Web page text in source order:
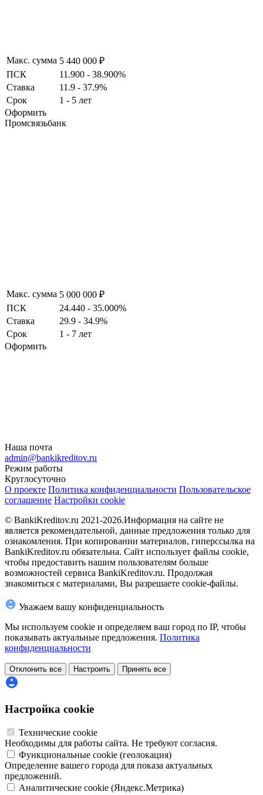
Макс. сумма 5 440 000 ₽
ПСК
11.900 - 38.900%
Ставка
11.9 - 37.9%
Срок
1 - 5 лет
Оформить
Промсвязьбанк
Макс. сумма 5 000 000 ₽
ПСК
24.440 - 35.000%
Ставка
29.9 - 34.9%
Срок
1 - 7 лет
Оформить
Наша почта
admin@bankikreditov.ru
Режим работы
Круглосуточно
О проекте Политика конфиденциальности Пользовательское
соглашение Настройки cookie
© BankiKreditov.ru 2021-2026.Информация на сайте не
является рекомендательной, данные предложения только для
ознакомления. При копировании материалов, гиперссылка на
BankiKreditov.ru обязательна. Сайт использует файлы cookie,
чтобы предоставить нашим пользователям больше
возможностей сервиса BankiKreditov.ru. Продолжая
знакомиться с материалами, Вы разрешаете cookie-файлы.
Уважаем вашу конфиденциальность
Мы используем cookie и определяем ваш город по IP, чтобы
показывать актуальные предложения. Политика
конфиденциальности
Отклонить все Настроить Принять все
Настройка cookie
Технические cookie
Необходимы для работы сайта. Не требуют согласия.
Функциональные cookie (геолокация)
Определение вашего города для показа актуальных
предложений.
Аналитические cookie (Яндекс.Метрика)